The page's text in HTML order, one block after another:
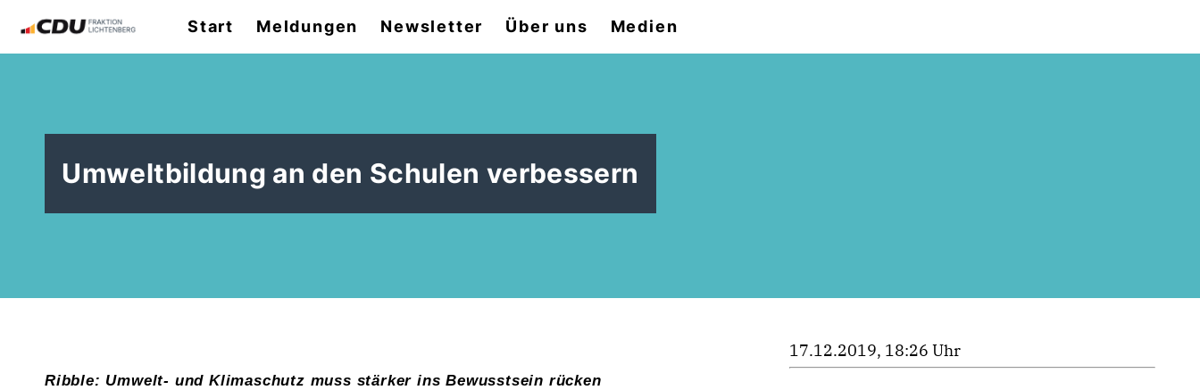
Start Meldungen Newsletter Über uns Medien
Umweltbildung an den Schulen verbessern
Ribble: Umwelt- und Klimaschutz muss stärker ins Bewusstsein rücken
17.12.2019, 18:26 Uhr